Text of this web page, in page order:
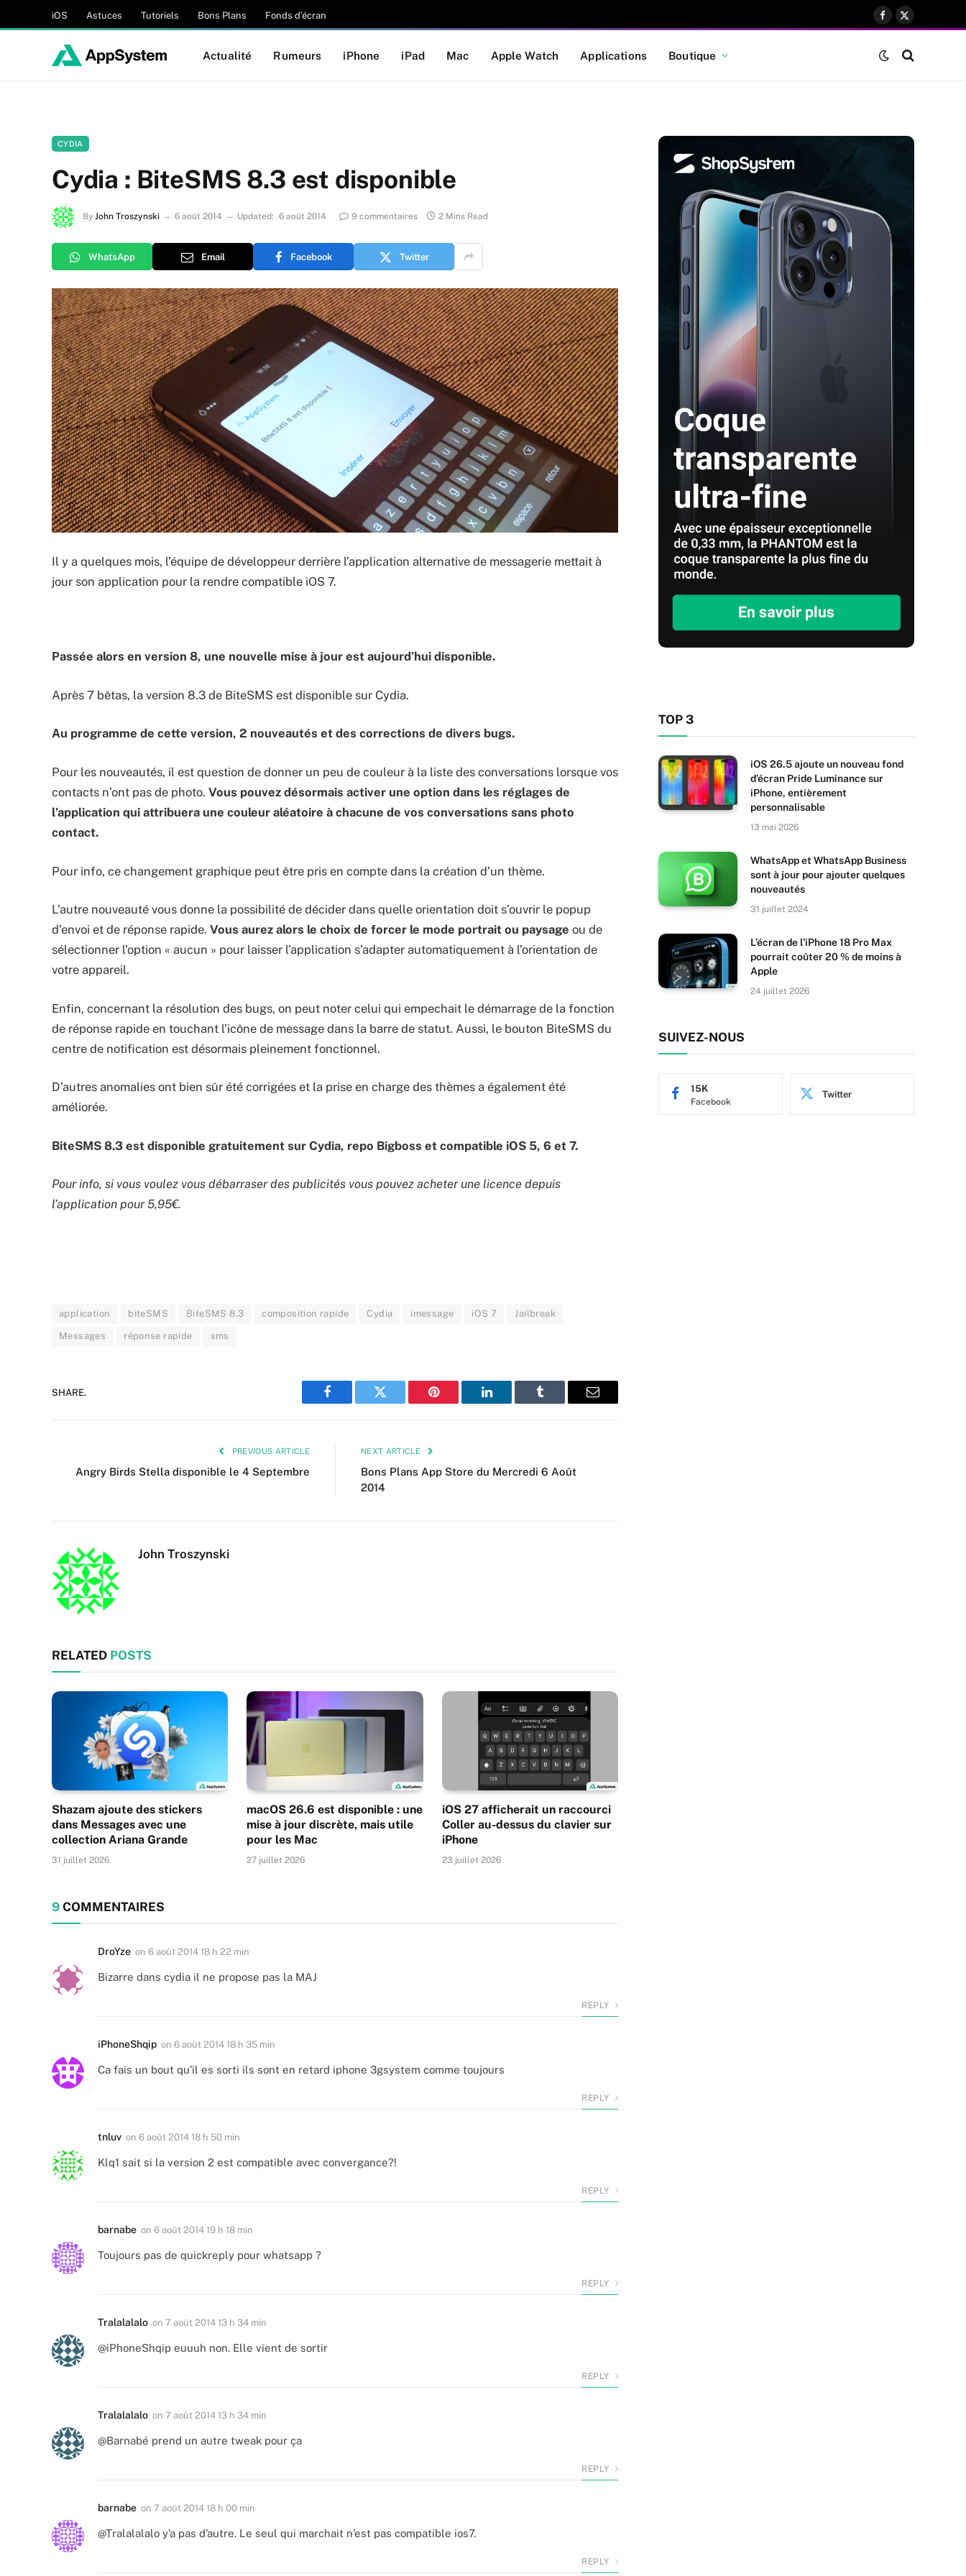
iOS Astuces Tutoriels Bons Plans Fonds d’écran
Facebook
X
Actualité Rumeurs iPhone iPad Mac Apple Watch Applications Boutique
CYDIA
Cydia : BiteSMS 8.3 est disponible
By John Troszynski 6 août 2014 Updated: 6 août 2014 9 commentaires 2 Mins Read
WhatsApp Email Facebook Twitter
Il y a quelques mois, l’équipe de développeur derrière l’application alternative de messagerie mettait à
jour son application pour la rendre compatible iOS 7.
Passée alors en version 8, une nouvelle mise à jour est aujourd’hui disponible.
Après 7 bêtas, la version 8.3 de BiteSMS est disponible sur Cydia.
Au programme de cette version, 2 nouveautés et des corrections de divers bugs.
Pour les nouveautés, il est question de donner un peu de couleur à la liste des conversations lorsque vos
contacts n’ont pas de photo. Vous pouvez désormais activer une option dans les réglages de
l’application qui attribuera une couleur aléatoire à chacune de vos conversations sans photo
contact.
Pour info, ce changement graphique peut être pris en compte dans la création d’un thème.
L’autre nouveauté vous donne la possibilité de décider dans quelle orientation doit s’ouvrir le popup
d’envoi et de réponse rapide. Vous aurez alors le choix de forcer le mode portrait ou paysage ou de
sélectionner l’option « aucun » pour laisser l’application s’adapter automatiquement à l’orientation de
votre appareil.
Enfin, concernant la résolution des bugs, on peut noter celui qui empechait le démarrage de la fonction
de réponse rapide en touchant l’icône de message dans la barre de statut. Aussi, le bouton BiteSMS du
centre de notification est désormais pleinement fonctionnel.
D’autres anomalies ont bien sûr été corrigées et la prise en charge des thèmes a également été
améliorée.
BiteSMS 8.3 est disponible gratuitement sur Cydia, repo Bigboss et compatible iOS 5, 6 et 7.
Pour info, si vous voulez vous débarraser des publicités vous pouvez acheter une licence depuis
l’application pour 5,95€.
application biteSMS BiteSMS 8.3 composition rapide Cydia imessage iOS 7 Jailbreak
Messages réponse rapide sms
SHARE.
Facebook Twitter Pinterest LinkedIn Tumblr Email
PREVIOUS ARTICLE
Angry Birds Stella disponible le 4 Septembre
NEXT ARTICLE
Bons Plans App Store du Mercredi 6 Août
2014
John Troszynski
RELATED POSTS
Shazam ajoute des stickers
dans Messages avec une
collection Ariana Grande
31 juillet 2026
macOS 26.6 est disponible : une
mise à jour discrète, mais utile
pour les Mac
27 juillet 2026
iOS 27 afficherait un raccourci
Coller au-dessus du clavier sur
iPhone
23 juillet 2026
9 COMMENTAIRES
DroYze on 6 août 2014 18 h 22 min
Bizarre dans cydia il ne propose pas la MAJ
REPLY
iPhoneShqip on 6 août 2014 18 h 35 min
Ca fais un bout qu’il es sorti ils sont en retard iphone 3gsystem comme toujours
REPLY
tnluv on 6 août 2014 18 h 50 min
Klq1 sait si la version 2 est compatible avec convergance?!
REPLY
barnabe on 6 août 2014 19 h 18 min
Toujours pas de quickreply pour whatsapp ?
REPLY
Tralalalalo on 7 août 2014 13 h 34 min
@iPhoneShqip euuuh non. Elle vient de sortir
REPLY
Tralalalalo on 7 août 2014 13 h 34 min
@Barnabé prend un autre tweak pour ça
REPLY
barnabe on 7 août 2014 18 h 00 min
@Tralalalalo y’a pas d’autre. Le seul qui marchait n’est pas compatible ios7.
REPLY
TOP 3
iOS 26.5 ajoute un nouveau fond
d’écran Pride Luminance sur
iPhone, entièrement
personnalisable
13 mai 2026
WhatsApp et WhatsApp Business
sont à jour pour ajouter quelques
nouveautés
31 juillet 2024
L’écran de l’iPhone 18 Pro Max
pourrait coûter 20 % de moins à
Apple
24 juillet 2026
SUIVEZ-NOUS
Facebook
15K Twitter